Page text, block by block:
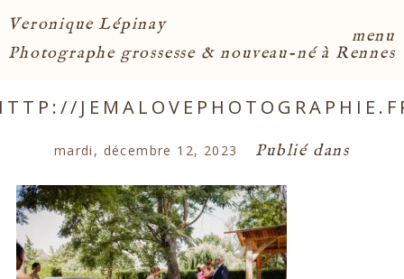
menu
Veronique Lépinay
Photographe grossesse & nouveau-né à Rennes
mardi, décembre 12, 2023 Publié dans